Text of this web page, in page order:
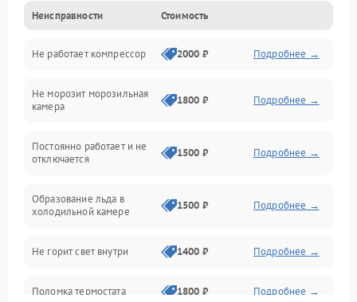
Механика
Электропитание
Дренаж
Неисправности Стоимость
Не работает компрессор 2000 ₽ Подробнее →
Не морозит морозильная
камера
1800 ₽ Подробнее →
Постоянно работает и не
отключается
1500 ₽ Подробнее →
Образование льда в
холодильной камере
1500 ₽ Подробнее →
Не горит свет внутри 1400 ₽ Подробнее →
Поломка термостата 1800 ₽ Подробнее →